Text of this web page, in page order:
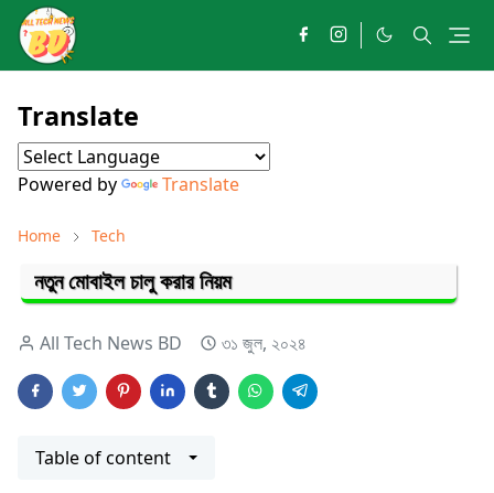
Translate
Powered by Translate
Home Tech
নতুন মোবাইল চালু করার নিয়ম
All Tech News BD ৩১ জুল, ২০২৪
Table of content